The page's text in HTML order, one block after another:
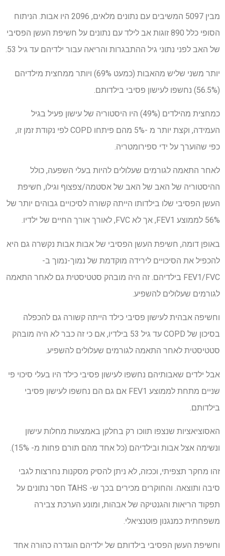
מבין 5097 המשיבים עם נתונים מלאים, 2096 היו אבות. הניתוח
הסופי כלל 890 זוגות אב לילד עם נתונים על חשיפת העשן הפסיבי
של האב לפני נתוני גיל ההתבגרות והריאה עבור ילדיהם עד גיל 53.
יותר משני שליש מהאבות (כמעט 69%) ויותר ממחצית מילדיהם
(56.5%) נחשפו לעישון פסיבי בילדותם.
כמחצית מהילדים (49%) היו היסטוריה של עישון פעיל בגיל
העמידה, וקצת יותר מ -5% מהם פיתחו COPD לפי נקודת זמן זו,
כפי שהוערך על ידי ספירומטריה.
לאחר התאמה לגורמים שעלולים להיות בעלי השפעה, כולל
ההיסטוריה של האב של האב של אסטמה/צפצוף וגילו, חשיפת
העשן הפסיבי שלו בילדותו הייתה קשורה לסיכויים גבוהים יותר של
56% לממוצע FEV1, אך לא FVC, לאורך אורך החיים של ילדיו.
באופן דומה, חשיפת העשן הפסיבי של אבות אבות נקשרה גם היא
להכפיל את הסיכויים לירידה מוקדמת של נמוך-נמוך ב-
FEV1/FVC בילדיהם. זה היה מובהק סטטיסטית גם לאחר התאמה
לגורמים שעלולים להשפיע.
וחשיפה אבהית לעישון פסיבי כילד הייתה קשורה גם להכפלה
בסיכון של COPD עד גיל 53 בילדיו, אם כי זה כבר לא היה מובהק
סטטיסטית לאחר התאמה לגורמים שעלולים להשפיע.
אבל ילדים שאבותיהם נחשפו לעישון פסיבי כילד היו בעלי סיכוי פי
שניים מתחת לממוצע FEV1 אם גם הם נחשפו לעישון פסיבי
בילדותם.
האסוציאציות שנצפו תווכו רק בחלקן באמצעות מחלות עישון
ונשימה אצל אבות ובילדיהם (כל אחד מהם תורם פחות מ- 15%).
זהו מחקר תצפיתי, וככזה, לא ניתן להסיק מסקנות נחרצות לגבי
סיבה ותוצאה. והחוקרים מכירים בכך ש- TAHS חסר נתונים על
תפקוד הריאות והגנטיקה של אבהות, ומונע הערכת צבירה
משפחתית כמנגנון פוטנציאלי.
וחשיפת העשן הפסיבי בילדותם של ילדיהם הוגדרה כהורה אחד